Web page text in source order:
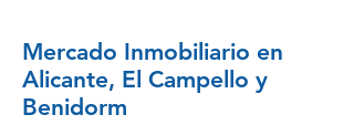
Mercado Inmobiliario en